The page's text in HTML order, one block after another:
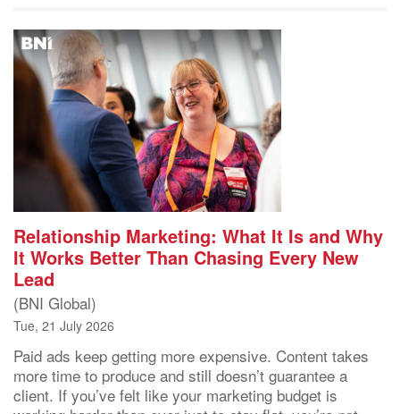
Relationship Marketing: What It Is and Why
It Works Better Than Chasing Every New
Lead
(BNI Global)
Tue, 21 July 2026
Paid ads keep getting more expensive. Content takes
more time to produce and still doesn’t guarantee a
client. If you’ve felt like your marketing budget is